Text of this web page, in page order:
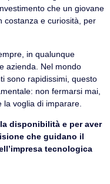
che un giovane
costanza e curiosità, per
in qualunque
azienda. Nel mondo
sono rapidissimi, questo
non fermarsi mai,
voglia di imparare.
disponibilità e per aver
che guidano il
tecnologica